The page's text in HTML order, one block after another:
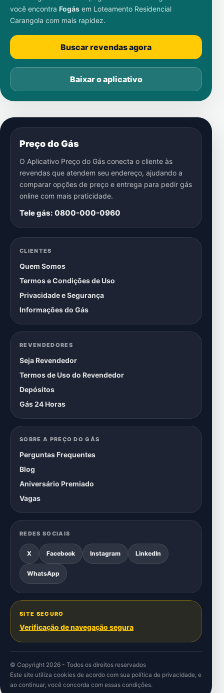
você encontra Fogás em Loteamento Residencial
Carangola com mais rapidez.
Buscar revendas agora
Baixar o aplicativo
Preço do Gás
O Aplicativo Preço do Gás conecta o cliente às
revendas que atendem seu endereço, ajudando a
comparar opções de preço e entrega para pedir gás
online com mais praticidade.
Tele gás: 0800-000-0960
CLIENTES
Quem Somos
Termos e Condições de Uso
Privacidade e Segurança
Informações do Gás
REVENDEDORES
Seja Revendedor
Termos de Uso do Revendedor
Depósitos
Gás 24 Horas
SOBRE A PREÇO DO GÁS
Perguntas Frequentes
Blog
Aniversário Premiado
Vagas
REDES SOCIAIS
X Facebook Instagram LinkedIn
WhatsApp
SITE SEGURO
Verificação de navegação segura
© Copyright 2026 - Todos os direitos reservados
Este site utiliza cookies de acordo com sua política de privacidade, e
ao continuar, você concorda com essas condições.